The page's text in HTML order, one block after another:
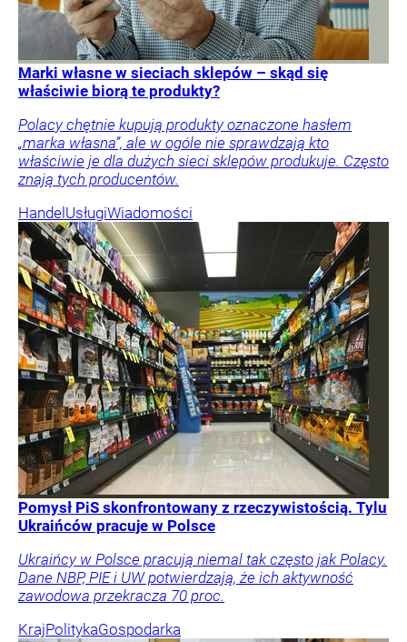
Marki własne w sieciach sklepów – skąd się
właściwie biorą te produkty?
Polacy chętnie kupują produkty oznaczone hasłem
„marka własna”, ale w ogóle nie sprawdzają kto
właściwie je dla dużych sieci sklepów produkuje. Często
znają tych producentów.
Handel UsługiWiadomości
Pomysł PiS skonfrontowany z rzeczywistością. Tylu
Ukraińców pracuje w Polsce
Ukraińcy w Polsce pracują niemal tak często jak Polacy.
Dane NBP, PIE i UW potwierdzają, że ich aktywność
zawodowa przekracza 70 proc.
KrajPolitykaGospodarka